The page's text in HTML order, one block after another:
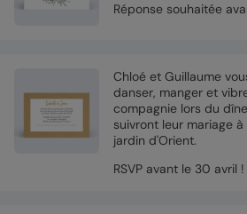
Réponse souhaitée
Chloé et Guillaume
danser, manger et
compagnie lors du
suivront leur mariage
jardin d'Orient.
RSVP avant le 30 avril !